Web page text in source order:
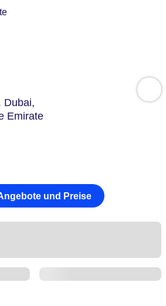
Dubai,
Emirate
und Preise